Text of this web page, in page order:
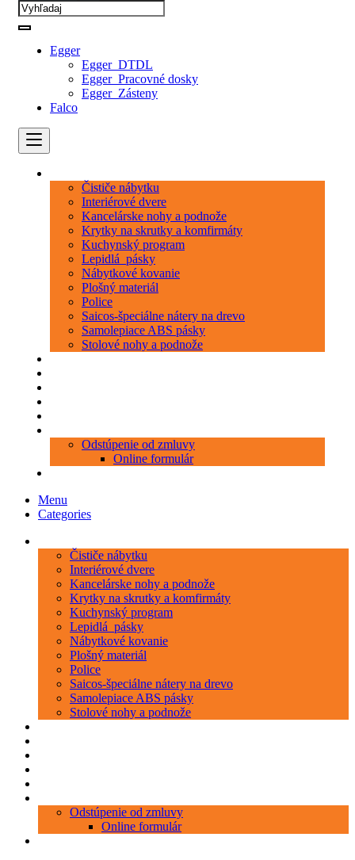
Egger
Egger_DTDL
Egger_Pracovné dosky
Egger_Zásteny
Falco
Čističe nábytku
Interiérové dvere
Kancelárske nohy a podnože
Krytky na skrutky a komfirmáty
Kuchynský program
Lepidlá_pásky
Nábytkové kovanie
Plošný materiál
Police
Saicos-špeciálne nátery na drevo
Samolepiace ABS pásky
Stolové nohy a podnože
Odstúpenie od zmluvy
Online formulár
Menu
Categories
Čističe nábytku
Interiérové dvere
Kancelárske nohy a podnože
Krytky na skrutky a komfirmáty
Kuchynský program
Lepidlá_pásky
Nábytkové kovanie
Plošný materiál
Police
Saicos-špeciálne nátery na drevo
Samolepiace ABS pásky
Stolové nohy a podnože
Odstúpenie od zmluvy
Online formulár